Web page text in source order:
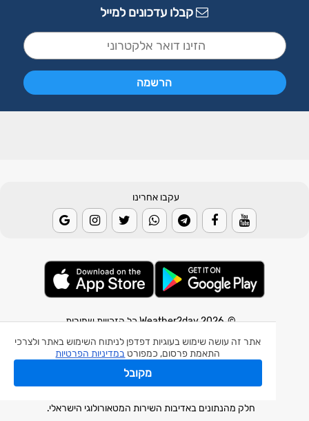
אתר זה עושה שימוש בעוגיות דפדפן לניתוח השימוש באתר ולצרכי
התאמת פרסום, כמפורט במדיניות הפרטיות
מקובל
קבלו עדכונים למייל
עקבו אחרינו
© 2026 Weather2day כל הזכויות שמורות
אפליקצית מזג אוויר
אפליקצית מכ"ם גשם
חלק מהנתונים באדיבות השירות המטאורולוגי הישראלי.